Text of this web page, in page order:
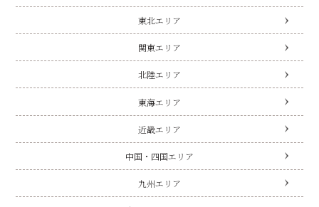
東北エリア
関東エリア
北陸エリア
東海エリア
近畿エリア
中国・四国エリア
九州エリア